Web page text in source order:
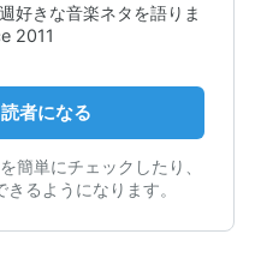
好きな音楽ネタを語りま
2011
者になる
簡単にチェックしたり、
るようになります。